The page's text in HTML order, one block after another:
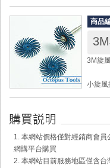
◆ 有牙
原廠
長度
材質
商品
3M旋
小旋
尺寸
顏色：
1. 本網站價格僅對經銷商會
網購平台購買
2. 本網站目前服務地區僅含